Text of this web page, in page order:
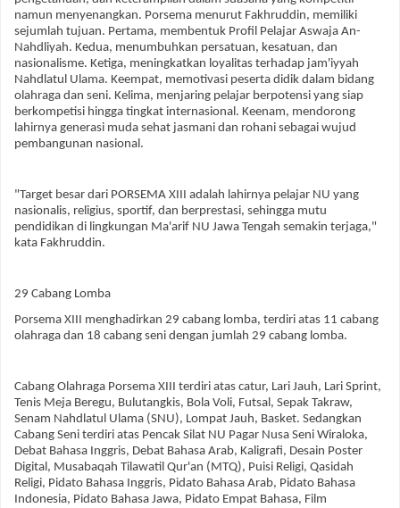
namun menyenangkan. Porsema menurut Fakhruddin, memiliki
sejumlah tujuan. Pertama, membentuk Profil Pelajar Aswaja An-
Nahdliyah. Kedua, menumbuhkan persatuan, kesatuan, dan
nasionalisme. Ketiga, meningkatkan loyalitas terhadap jam'iyyah
Nahdlatul Ulama. Keempat, memotivasi peserta didik dalam bidang
olahraga dan seni. Kelima, menjaring pelajar berpotensi yang siap
berkompetisi hingga tingkat internasional. Keenam, mendorong
lahirnya generasi muda sehat jasmani dan rohani sebagai wujud
pembangunan nasional.
"Target besar dari PORSEMA XIII adalah lahirnya pelajar NU yang
nasionalis, religius, sportif, dan berprestasi, sehingga mutu
pendidikan di lingkungan Ma'arif NU Jawa Tengah semakin terjaga,"
kata Fakhruddin.
29 Cabang Lomba
Porsema XIII menghadirkan 29 cabang lomba, terdiri atas 11 cabang
olahraga dan 18 cabang seni dengan jumlah 29 cabang lomba.
Cabang Olahraga Porsema XIII terdiri atas catur, Lari Jauh, Lari Sprint,
Tenis Meja Beregu, Bulutangkis, Bola Voli, Futsal, Sepak Takraw,
Senam Nahdlatul Ulama (SNU), Lompat Jauh, Basket. Sedangkan
Cabang Seni terdiri atas Pencak Silat NU Pagar Nusa Seni Wiraloka,
Debat Bahasa Inggris, Debat Bahasa Arab, Kaligrafi, Desain Poster
Digital, Musabaqah Tilawatil Qur'an (MTQ), Puisi Religi, Qasidah
Religi, Pidato Bahasa Inggris, Pidato Bahasa Arab, Pidato Bahasa
Indonesia, Pidato Bahasa Jawa, Pidato Empat Bahasa, Film